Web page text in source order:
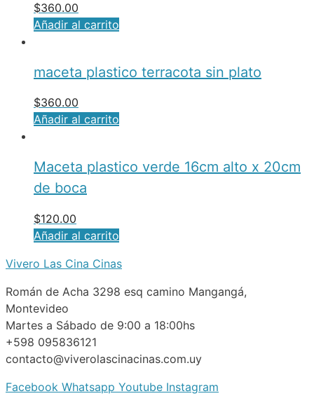
$360.00
Añadir al carrito
maceta plastico terracota sin plato
$360.00
Añadir al carrito
Maceta plastico verde 16cm alto x 20cm
de boca
$120.00
Añadir al carrito
Vivero Las Cina Cinas
Román de Acha 3298 esq camino Mangangá,
Montevideo
Martes a Sábado de 9:00 a 18:00hs
+598 095836121
contacto@viverolascinacinas.com.uy
Facebook Whatsapp Youtube Instagram